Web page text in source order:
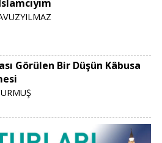
Görülen Bir Düşün Kâbusa